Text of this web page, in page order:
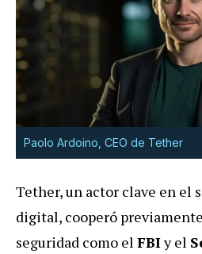
Paolo Ardoino, CEO de Tether
Tether, un actor clave en el
digital, cooperó
seguridad como el FBIy el